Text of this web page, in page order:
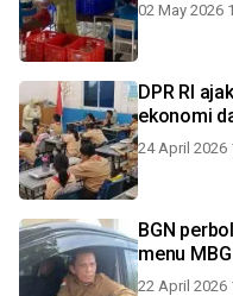
02 May 2026
DPR RI
ekonomi
24 April 2026
BGN
menu
22 April 2026